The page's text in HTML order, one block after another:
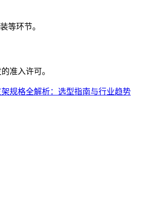
等环节。
准入许可。
规格全解析：选型指南与行业趋势